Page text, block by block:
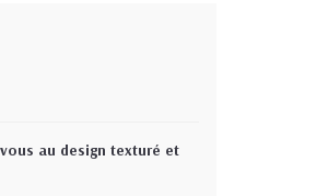
au design texturé et